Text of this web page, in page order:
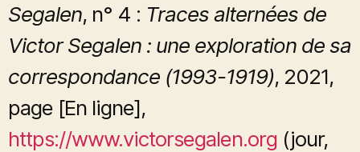
Segalen, n° 4 : Traces alternées de
Victor Segalen : une exploration de sa
correspondance (1993-1919), 2021,
page [En ligne],
https://www.victorsegalen.org (jour,